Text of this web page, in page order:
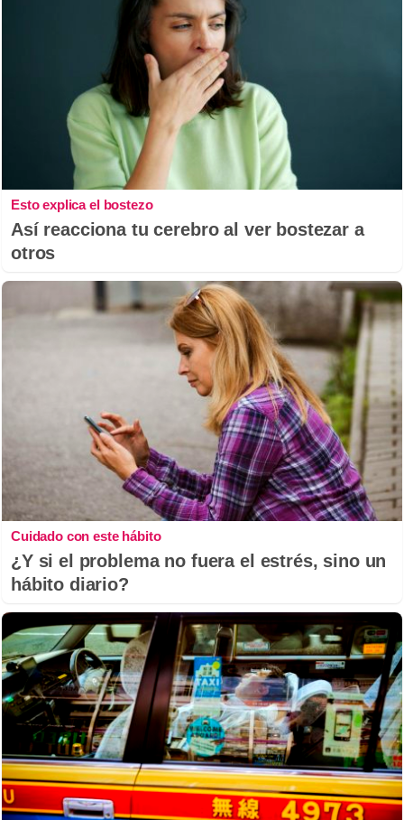
Esto explica el bostezo
Así reacciona tu cerebro al ver bostezar a
otros
Cuidado con este hábito
¿Y si el problema no fuera el estrés, sino un
hábito diario?